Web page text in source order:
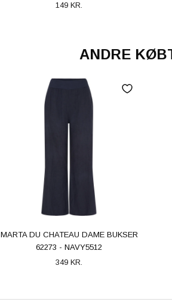
149 KR.
ANDRE
MARTA DU CHATEAU DAME BUKSER
62273 - NAVY5512
349 KR.